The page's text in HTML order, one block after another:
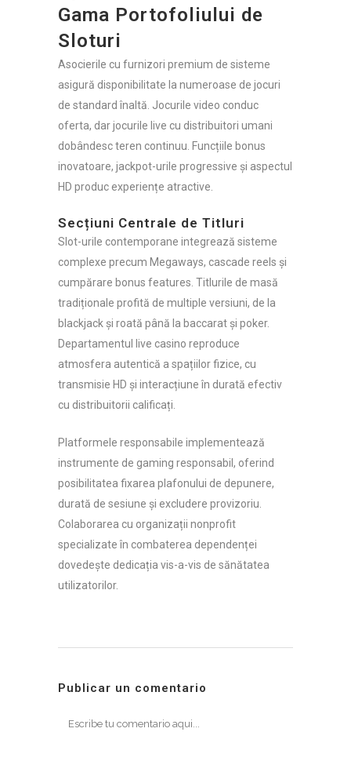
Gama Portofoliului de
Sloturi
Asocierile cu furnizori premium de sisteme
asigură disponibilitate la numeroase de jocuri
de standard înaltă. Jocurile video conduc
oferta, dar jocurile live cu distribuitori umani
dobândesc teren continuu. Funcțiile bonus
inovatoare, jackpot-urile progressive și aspectul
HD produc experiențe atractive.
Secțiuni Centrale de Titluri
Slot-urile contemporane integrează sisteme
complexe precum Megaways, cascade reels și
cumpărare bonus features. Titlurile de masă
tradiționale profită de multiple versiuni, de la
blackjack și roată până la baccarat și poker.
Departamentul live casino reproduce
atmosfera autentică a spațiilor fizice, cu
transmisie HD și interacțiune în durată efectiv
cu distribuitorii calificați.
Platformele responsabile implementează
instrumente de gaming responsabil, oferind
posibilitatea fixarea plafonului de depunere,
durată de sesiune și excludere provizoriu.
Colaborarea cu organizații nonprofit
specializate în combaterea dependenței
dovedește dedicația vis-a-vis de sănătatea
utilizatorilor.
Publicar un comentario